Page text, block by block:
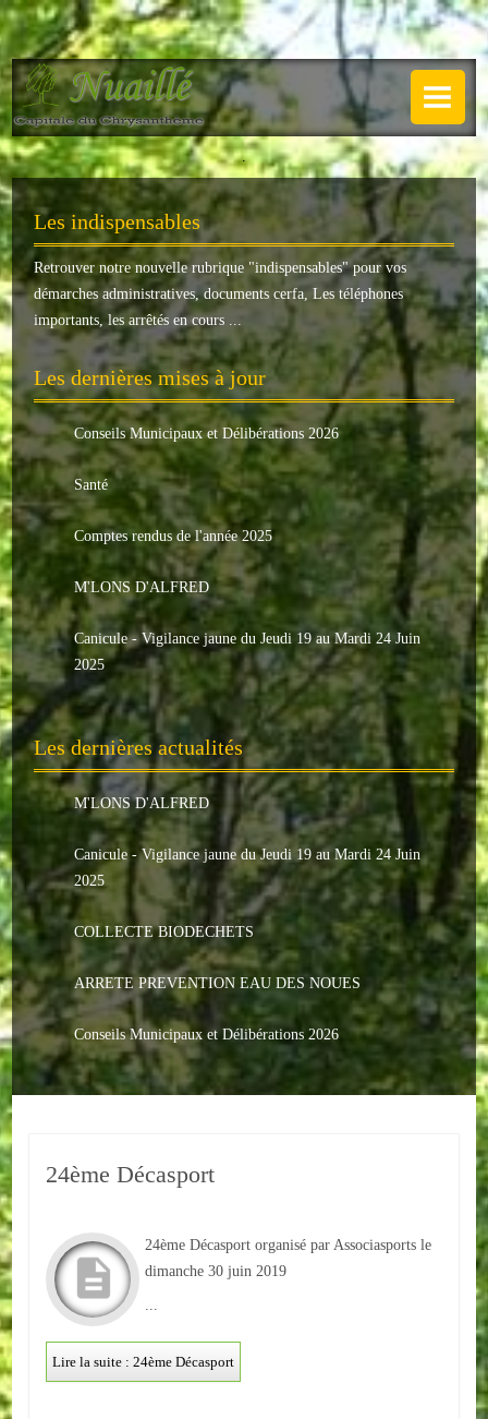
NUAILLÉ
Plan de Nuaillé
Sentiers pédestres
Guide annuel
Histoire
Galerie
LA MAIRIE
Horaires
Agence postale
Le conseil municipal
Les élus
Les commissions
Les comptes rendus
Le personnel communal
L'Echo de Nuaillé
Tarifs et locations
Galeries photos
INDISPENSABLES
Nouveaux arrivants
Le PACS
Voter
Bientôt 16 ans
Urbanisme
Santé
Social
Culturel
.
Les indispensables
Retrouver notre nouvelle rubrique "indispensables" pour vos
démarches administratives, documents cerfa, Les téléphones
importants, les arrêtés en cours ...
Les dernières mises à jour
Conseils Municipaux et Délibérations 2026
Santé
Comptes rendus de l'année 2025
M'LONS D'ALFRED
Canicule - Vigilance jaune du Jeudi 19 au Mardi 24 Juin
2025
Les dernières actualités
M'LONS D'ALFRED
Canicule - Vigilance jaune du Jeudi 19 au Mardi 24 Juin
2025
COLLECTE BIODECHETS
ARRETE PREVENTION EAU DES NOUES
Conseils Municipaux et Délibérations 2026
24ème Décasport
24ème Décasport organisé par Associasports le
dimanche 30 juin 2019
...
Lire la suite : 24ème Décasport